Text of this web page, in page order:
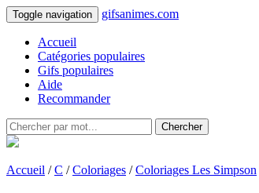
Toggle navigation gifsanimes.com
Accueil
Catégories populaires
Gifs populaires
Aide
Recommander
Chercher
Accueil /C /Coloriages /Coloriages Les Simpson